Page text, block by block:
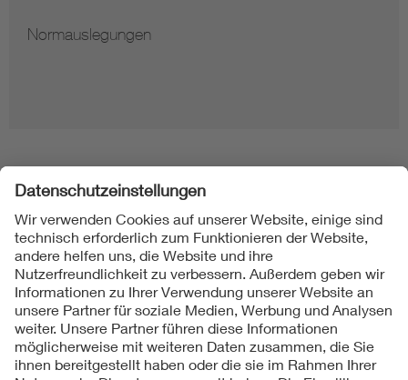
Normauslegungen
Folgen Sie uns